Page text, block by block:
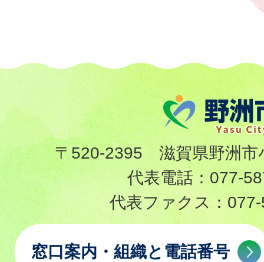
〒520-2395 滋賀県野洲市
代表電話： 077-
代表ファクス：
窓口案内・組織と電話番号